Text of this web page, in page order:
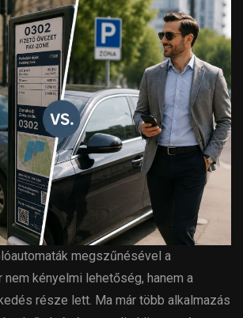
megszűnésével a
kényelmi lehetőség, hanem a
része lett. Ma már több alkalmazás